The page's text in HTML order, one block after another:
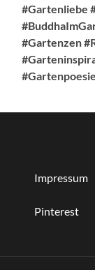
#Gartenliebe
#Gartenzen
Impressum
Pinterest